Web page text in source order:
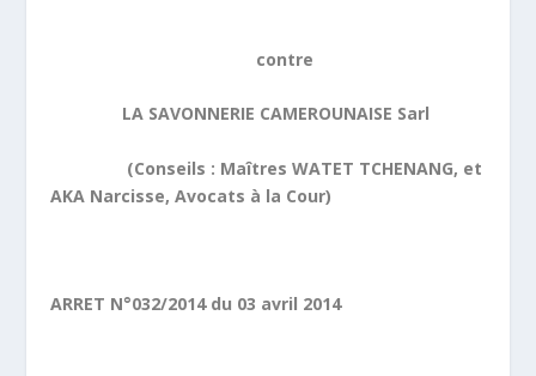
contre
LA SAVONNERIE CAMEROUNAISE Sarl
(Conseils : Maîtres WATET TCHENANG, et
AKA Narcisse, Avocats à la Cour)
ARRET N°032/2014 du 03 avril 2014